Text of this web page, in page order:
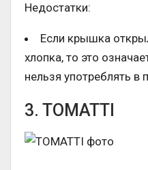
Недостатки:
Если крышка
хлопка, то это
нельзя употреблять в
3. TOMATTI